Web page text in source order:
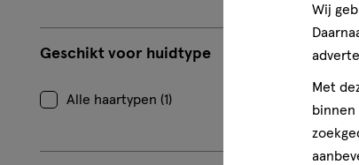
Geschikt voor huidtype
Alle haartypen (1)
Wij
Met
binnen